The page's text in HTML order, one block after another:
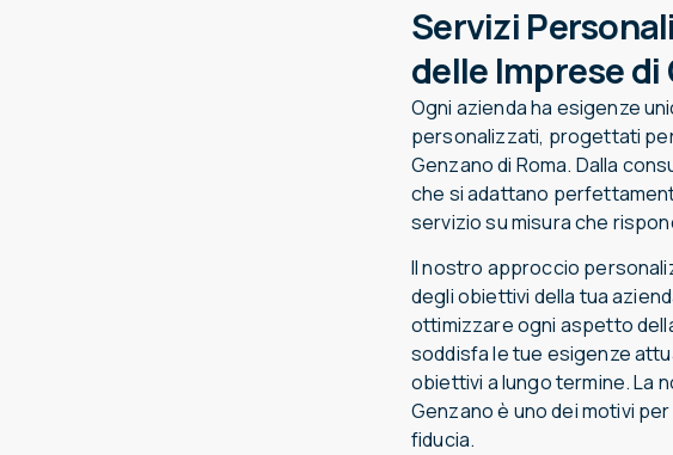
Servizi
delle Imprese di
Ogni azienda ha esigenze
personalizzati, progettati
Genzano di Roma. Dalla
che si adattano
servizio su misura che
Il nostro approccio
degli obiettivi della tua
ottimizzare ogni aspetto
soddisfa le tue esigenze
obiettivi a lungo termine. La
Genzano è uno dei motivi
fiducia.